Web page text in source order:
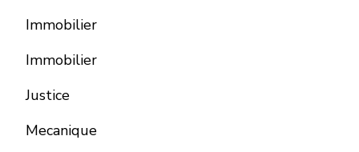
Immobilier
Immobilier
Justice
Mecanique